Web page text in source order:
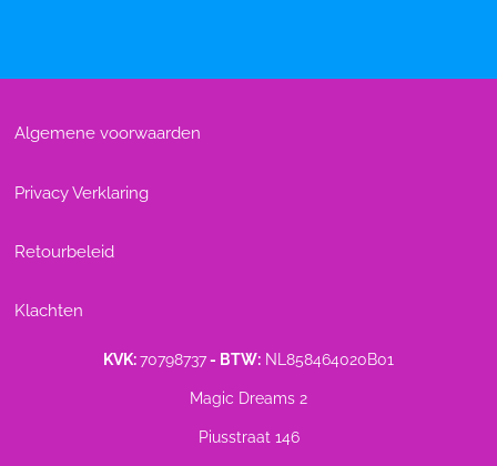
Algemene voorwaarden
Privacy Verklaring
Retourbeleid
Klachten
KVK:70798737- BTW: NL858464020B01
Magic Dreams 2
Piusstraat 146